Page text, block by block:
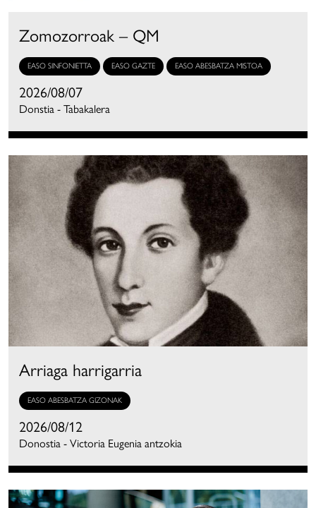
Zomozorroak – QM
EASO SINFONIETTA EASO GAZTE EASO ABESBATZA MISTOA
2026/08/07
Donstia - Tabakalera
Arriaga harrigarria
EASO ABESBATZA GIZONAK
2026/08/12
Donostia - Victoria Eugenia antzokia